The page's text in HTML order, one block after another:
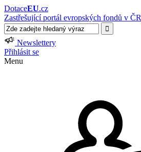
DotaceEU.cz
Zastřešující portál evropských fondů v ČR
Newslettery
Přihlásit se
Menu